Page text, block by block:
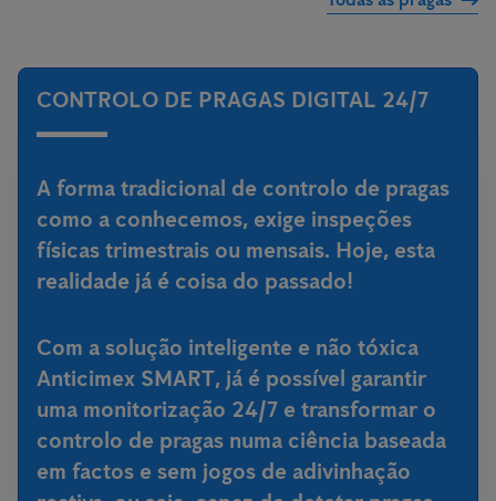
CONTROLO DE PRAGAS DIGITAL 24/7
A forma tradicional de controlo de pragas
como a conhecemos, exige inspeções
físicas trimestrais ou mensais. Hoje, esta
realidade já é coisa do passado!
Com a solução inteligente e não tóxica
Anticimex SMART, já é possível garantir
uma monitorização 24/7 e transformar o
controlo de pragas numa ciência baseada
em factos e sem jogos de adivinhação